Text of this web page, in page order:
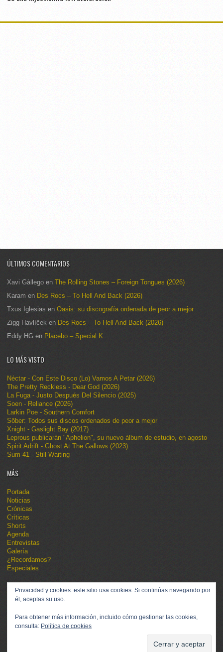
ÚLTIMOS COMENTARIOS
Xavi Gàllego en The Rolling Stones – Foreign Tongues (2026)
Karam en Des Rocs – To Hell And Back (2026)
Txus Iglesias en Oasis: su discografía ordenada de peor a mejor
Zigg Havlíček en Des Rocs – To Hell And Back (2026)
Eddy HG en Placebo – Special K
LO MÁS VISTO
Néctar - Con Este Disco (Lo) Vamos A Petar (2026)
The Pretty Reckless - Dear God (2026)
La Fuga - Justo Después Del Silencio (2025)
Soen - Reliance (2026)
Larkin Poe - Southern Comfort
Sôber: Todos sus discos ordenados de peor a mejor
Xnight - Gaslight Bay (2017)
Leprous publicarán "Aphelion", su nuevo álbum de estudio, en agosto
Spirit Adrift - Ghost At The Gallows (2023)
Sum 41 - Still Waiting
MÁS
Portada
Noticias
Crónicas
Críticas
Shorts
Agenda
Entrevistas
Galería
¿Recordamos?
Especiales
Privacidad y cookies: este sitio usa cookies. Si continúas navegando por
él, aceptas su uso.
Para obtener más información, incluido cómo gestionar las cookies,
consulta: Política de cookies